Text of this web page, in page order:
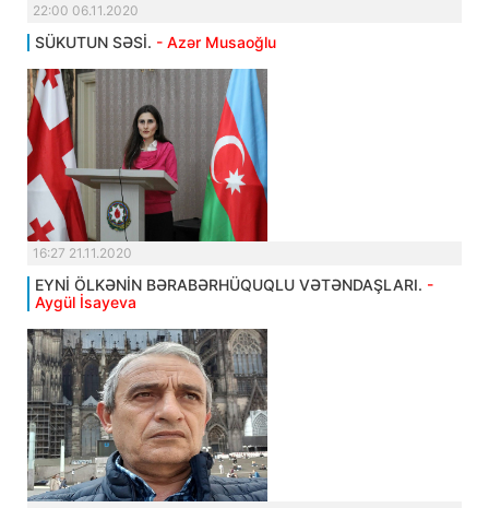
22:00 06.11.2020
SÜKUTUN SƏSİ. - Azər Musaoğlu
16:27 21.11.2020
EYNİ ÖLKƏNİN BƏRABƏRHÜQUQLU VƏTƏNDAŞLARI. -
Aygül İsayeva